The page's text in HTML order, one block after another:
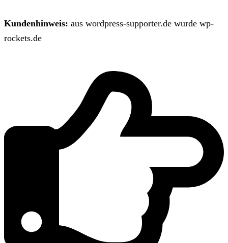
Kundenhinweis: aus wordpress-supporter.de wurde wp-
rockets.de